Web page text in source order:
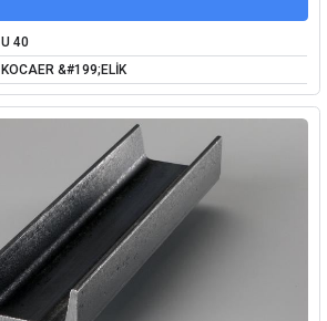
U 40
KOCAER &#199;ELİK